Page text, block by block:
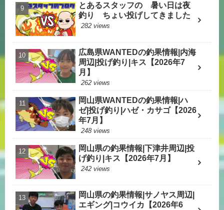
とあるスタッフの 暑い日は夜
釣り ちょい投げしてきました
282 views
広島県WANTEDの釣果情報|内海
周辺|投げ釣り|キス【2026年7
月】
262 views
岡山県WANTEDの釣果情報|ハ
ゼ|投げ釣り|ハゼ・カサゴ【2026
年7月】
248 views
岡山県の釣果情報|下津井周辺|投
げ釣り|キス【2026年7月】
242 views
岡山県の釣果情報|サノヤス周辺|
エギング|コウイカ【2026年6